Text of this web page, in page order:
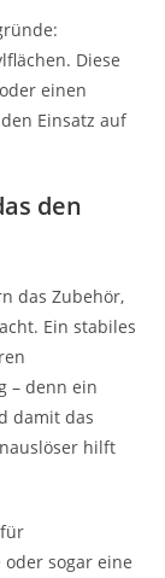
Diese
einen
Einsatz auf
den
das Zubehör,
Ein stabiles
– denn ein
damit das
hilft
sogar eine